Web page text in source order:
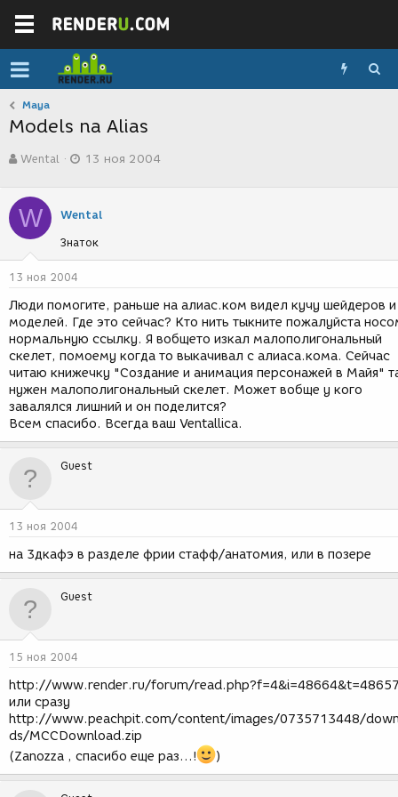
Maya
Models na Alias
в
о
р
т
е
м
ы
Wental
а
с
з
д
и
я
13 ноя 2004
W Wental
Знаток
13 ноя 2004
Люди помогите, раньше на алиас.ком видел кучу шейдеров и
моделей. Где это сейчас? Кто нить тыкните пожалуйста
нормальную ссылку. Я вобщето изкал малополигональный
скелет, помоему когда то выкачивал с алиаса.кома. Сейчас
читаю книжечку "Создание и анимация персонажей в Майя"
нужен малополигональный скелет. Может вобще у кого
завалялся лишний и он поделится?
Всем спасибо. Всегда ваш Ventallica.
Guest
13 ноя 2004
на 3дкафэ в разделе фрии стафф/анатомия, или в позере
Guest
15 ноя 2004
http://www.render.ru/forum/
или сразу
http://www.peachpit.com/content/images/0735713448/
ds/MCCDownload.zip
(Zanozza , спасибо еще раз...!
)